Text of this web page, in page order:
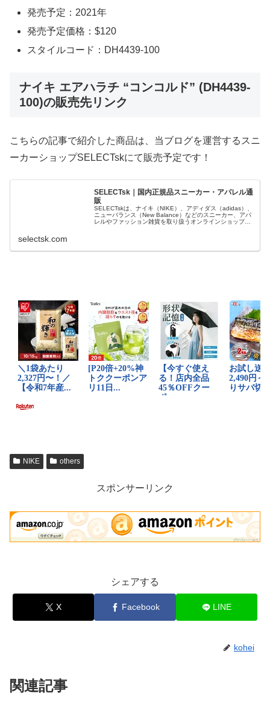
発売予定：2021年
発売予定価格：$120
スタイルコード：DH4439-100
ナイキ エアハラチ “コンコルド” (DH4439-
100)の販売先リンク
こちらの記事で紹介した商品は、当ブログを運営するスニ
ーカーショップSELECTskにて販売予定です！
SELECTsk｜国内正規品スニーカー・アパレル通
販
SELECTskは、ナイキ（NIKE）、アディダス（adidas）、
ニューバランス（New Balance）などのスニーカー、アパ
レルやファッション雑貨を取り扱うオンラインショップで
selectsk.com
NIKE others
スポンサーリンク
シェアする
X Facebook LINE
kohei
関連記事